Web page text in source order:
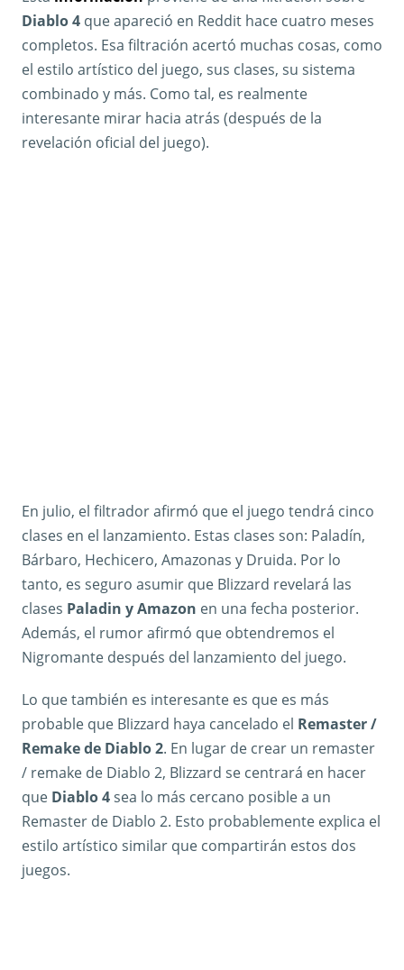
Diablo 4 que apareció en Reddit hace cuatro meses
completos. Esa filtración acertó muchas cosas, como
el estilo artístico del juego, sus clases, su sistema
combinado y más. Como tal, es realmente
interesante mirar hacia atrás (después de la
revelación oficial del juego).
En julio, el filtrador afirmó que el juego tendrá cinco
clases en el lanzamiento. Estas clases son: Paladín,
Bárbaro, Hechicero, Amazonas y Druida. Por lo
tanto, es seguro asumir que Blizzard revelará las
clases Paladin y Amazon en una fecha posterior.
Además, el rumor afirmó que obtendremos el
Nigromante después del lanzamiento del juego.
Lo que también es interesante es que es más
probable que Blizzard haya cancelado el Remaster /
Remake de Diablo 2. En lugar de crear un remaster
/ remake de Diablo 2, Blizzard se centrará en hacer
que Diablo 4sea lo más cercano posible a un
Remaster de Diablo 2. Esto probablemente explica el
estilo artístico similar que compartirán estos dos
juegos.